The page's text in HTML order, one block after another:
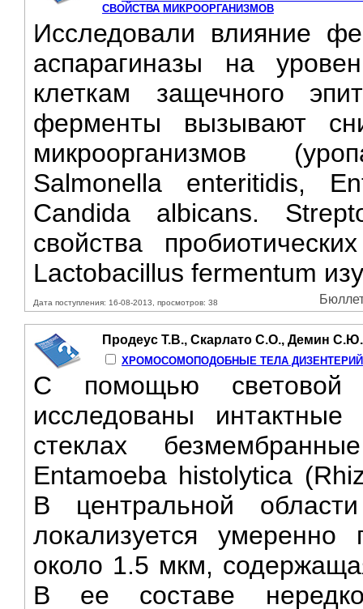
СВОЙСТВА МИКРООРГАНИЗМОВ
Исследовали влияние
аспарагиназы на
клеткам защечного
ферменты вызывают
микроорганизмов
Salmonella enteritidis,
Candida albicans.
свойства
Lactobacillus fermentum
Дата поступления: 16-08-2013, просмотров: 38
Продеус Т.В., Скарлато С.О., Демин С.Ю.
ХРОМОСОМОПОДОБНЫЕ ТЕЛА
С помощью световой
исследованы
стеклах
Entamoeba histolytica
В центральной
локализуется
около 1.5 мкм,
В ее составе